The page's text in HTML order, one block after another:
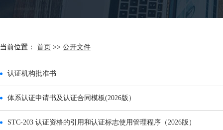
当前位置： 首页 >> 公开文件
认证机构批准书
体系认证申请书及认证合同模板(2026版）
STC-203 认证资格的引用和认证标志使用管理程序（2026版）